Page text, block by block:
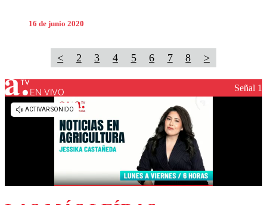
16 de junio 2020
< 2 3 4 5 6 7 8 >
EN VIVO Señal 1